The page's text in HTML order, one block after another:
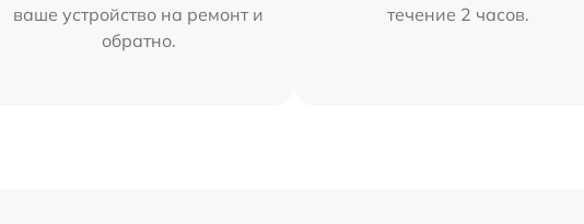
ваше устройство на ремонт и
обратно.
течение 2 часов.